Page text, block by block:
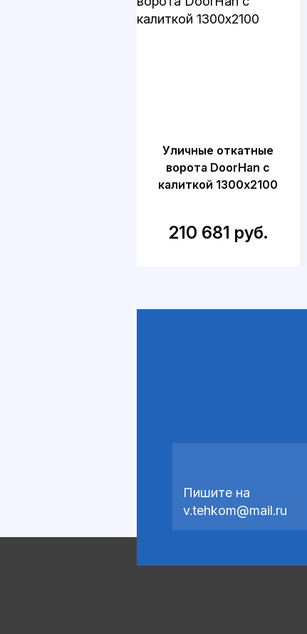
Уличные откатные
ворота DoorHan с
калиткой 1300х2100
210 681 руб.
Пишите на
v.tehkom@mail.ru